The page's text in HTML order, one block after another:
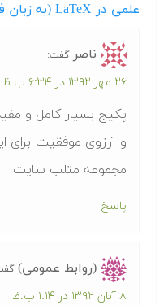
علمی در LaTeX (به زبان فارسی)"
ناصر گفت:
۲۶ مهر ۱۳۹۲ در ۶:۳۴ ب.ظ
پکیج بسیار کامل و
و آرزوی موفقیت برای
مجموعه متلب سایت
پاسخ
(روابط عمومی)
۸ آبان ۱۳۹۲ در ۱:۱۴ ب.ظ